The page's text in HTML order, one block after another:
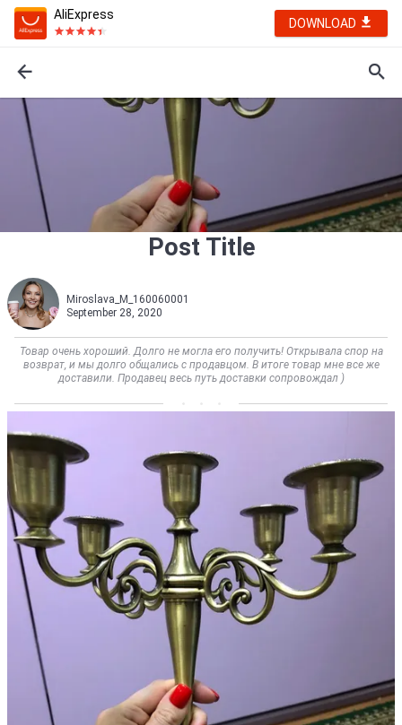
AliExpress
DOWNLOAD
Post Title
Miroslava_M_160060001
September 28, 2020
Товар очень хороший. Долго не могла его получить! Открывала спор на
возврат, и мы долго общались с продавцом. В итоге товар мне все же
доставили. Продавец весь путь доставки сопровождал )